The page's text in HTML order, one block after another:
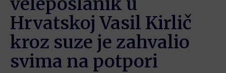
Hrvatskoj Vasil Kirlič
kroz suze je zahvalio
svima na potpori